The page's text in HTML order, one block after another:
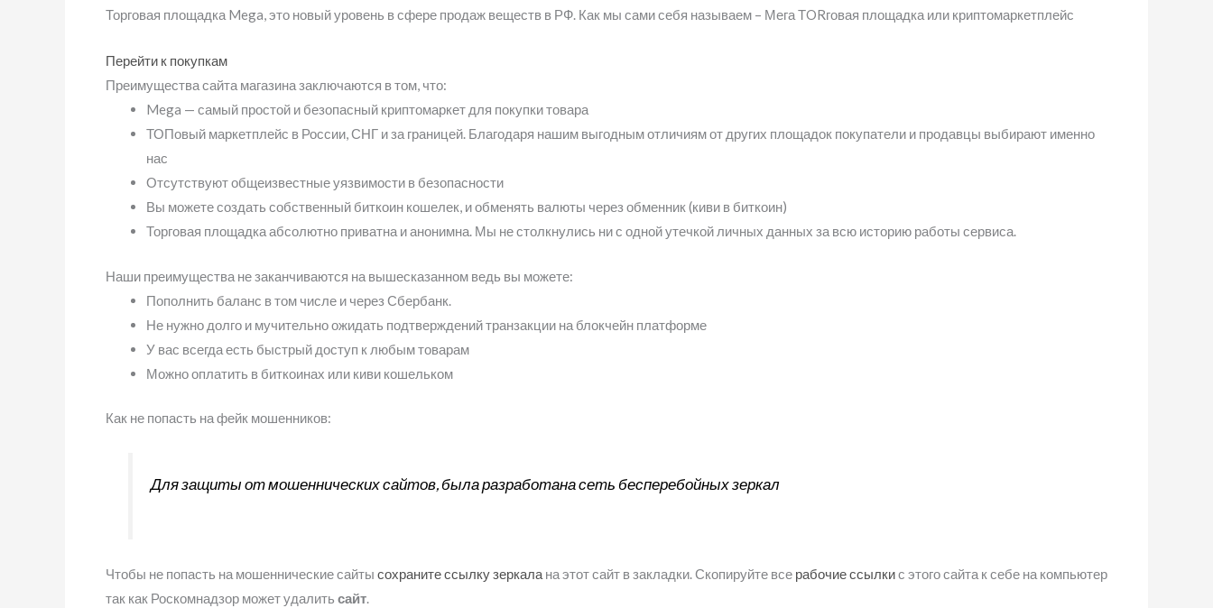
Торговая площадка Mega, это новый уровень в сфере продаж веществ в РФ. Как мы сами себя называем – Мега ТORговая площадка или криптомаркетплейс
Перейти к покупкам
Преимущества сайта магазина заключаются в том, что:
Mega — самый простой и безопасный криптомаркет для покупки товара
ТОПовый маркетплейс в России, СНГ и за границей. Благодаря нашим выгодным отличиям от других площадок покупатели и продавцы выбирают именно
нас
Отсутствуют общеизвестные уязвимости в безопасности
Вы можете создать собственный биткоин кошелек, и обменять валюты через обменник (киви в биткоин)
Торговая площадка абсолютно приватна и анонимна. Мы не столкнулись ни с одной утечкой личных данных за всю историю работы сервиса.
Наши преимущества не заканчиваются на вышесказанном ведь вы можете:
Пополнить баланс в том числе и через Сбербанк.
Не нужно долго и мучительно ожидать подтверждений транзакции на блокчейн платформе
У вас всегда есть быстрый доступ к любым товарам
Можно оплатить в биткоинах или киви кошельком
Как не попасть на фейк мошенников:
Для защиты от мошеннических сайтов, была разработана сеть бесперебойных зеркал
Чтобы не попасть на мошеннические сайты сохраните ссылку зеркала на этот сайт в закладки. Скопируйте все рабочие ссылкис этого сайта к себе на компьютер
так как Роскомнадзор может удалить сайт.